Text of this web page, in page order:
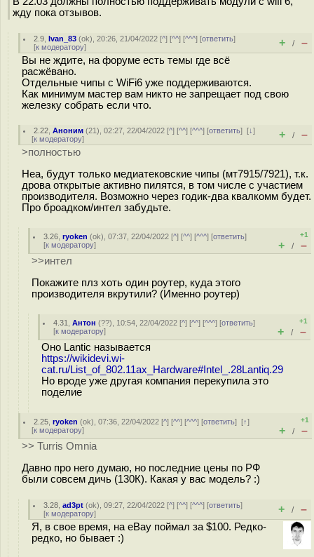
жду пока отзывов.
2.9 ,Ivan_83 (ok), 20:26, 21/04/2022 [^] [^^] [^^^] [ответить]
[к модератору] + / –
Вы не ждите, на форуме есть темы где всё
расжёвано.
Отдельные чипы с WiFi6 уже поддерживаются.
Как минимум мастер вам никто не запрещает под свою
железку собрать если что.
2.22 ,Аноним (21), 02:27, 22/04/2022 [^] [^^] [^^^] [ответить][↓]
[к модератору] + / –
>полностью
Неа, будут только медиатековские чипы (мт7915/7921), т.к.
дрова открытые активно пилятся, в том числе с участием
производителя. Возможно через годик-два квалкомм будет.
Про броадком/интел забудьте.
3.26 ,ryoken (ok), 07:37, 22/04/2022 [^] [^^] [^^^] [ответить]
[к модератору]
+1
+ / –
>>интел
Покажите плз хоть один роутер, куда этого
производителя вкрутили? (Именно роутер)
4.31 ,Антон (??), 10:54, 22/04/2022 [^] [^^] [^^^] [ответить]
[к модератору]
+1
+ / –
Оно Lantic называется
https://wikidevi.wi-
cat.ru/List_of_802.11ax_Hardware#Intel_.28Lantiq.29
Но вроде уже другая компания перекупила это
поделие
2.25 ,ryoken (ok), 07:36, 22/04/2022 [^] [^^] [^^^] [ответить][↑]
[к модератору]
+1
+ / –
>> Turris Omnia
Давно про него думаю, но последние цены по РФ
были совсем дичь (130К). Какая у вас модель? :)
3.28 ,ad3pt (ok), 09:27, 22/04/2022 [^] [^^] [^^^] [ответить]
[к модератору] + / –
Я, в свое время, на eBay поймал за $100. Редко-
редко, но бывает :)